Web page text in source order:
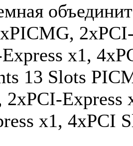
x1,
13 Slots
Express
x1, 4xPCI